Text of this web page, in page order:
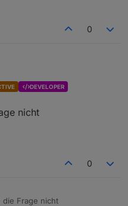
0
DEVELOPER
nicht
0
die Frage nicht